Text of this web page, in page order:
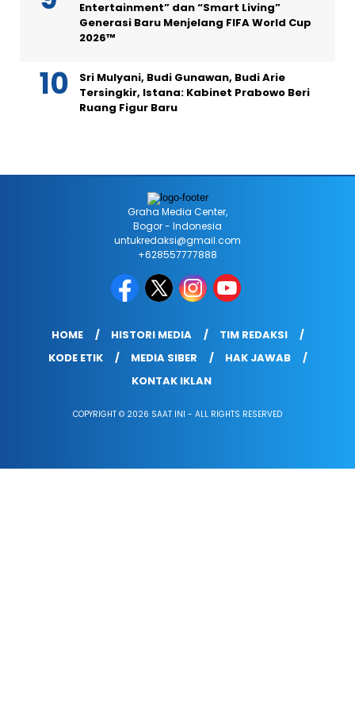
Entertainment” dan “Smart Living”
Generasi Baru Menjelang FIFA World Cup
2026™
Sri Mulyani, Budi Gunawan, Budi Arie
Tersingkir, Istana: Kabinet Prabowo Beri
Ruang Figur Baru
Graha Media Center,
Bogor - Indonesia
untukredaksi@gmail.com
+628557777888
HOME HISTORI MEDIA
TIM REDAKSI
KODE ETIK
MEDIA SIBER
HAK JAWAB
KONTAK IKLAN
COPYRIGHT © 2026 SAAT INI - ALL RIGHTS RESERVED